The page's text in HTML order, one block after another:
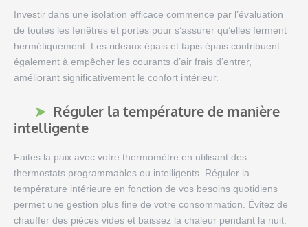
Investir dans une isolation efficace commence par l’évaluation
de toutes les fenêtres et portes pour s’assurer qu’elles ferment
hermétiquement. Les rideaux épais et tapis épais contribuent
également à empêcher les courants d’air frais d’entrer,
améliorant significativement le confort intérieur.
Réguler la température de manière
intelligente
Faites la paix avec votre thermomètre en utilisant des
thermostats programmables ou intelligents. Réguler la
température intérieure en fonction de vos besoins quotidiens
permet une gestion plus fine de votre consommation. Évitez de
chauffer des pièces vides et baissez la chaleur pendant la nuit.